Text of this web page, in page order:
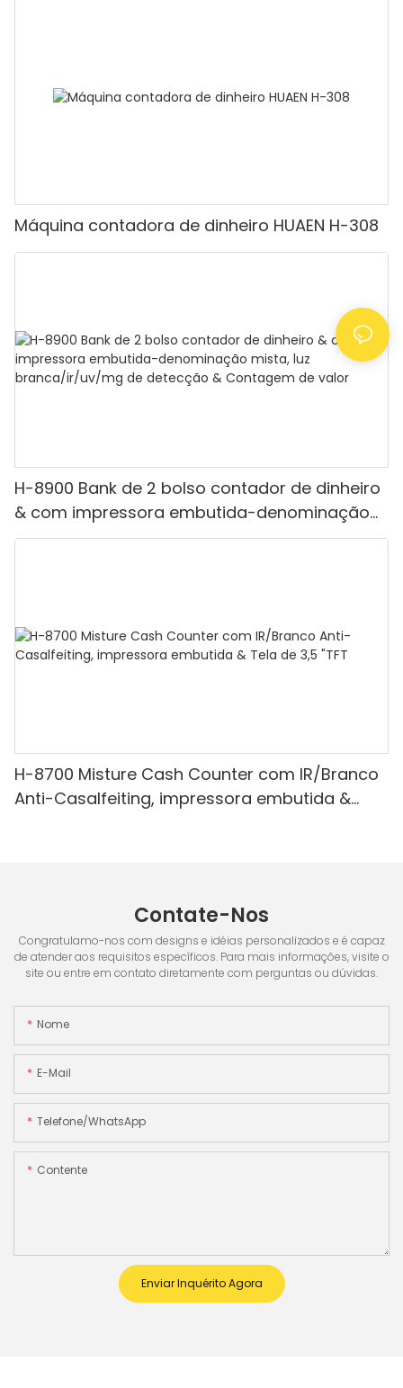
Máquina contadora de dinheiro HUAEN H-308
H-8900 Bank de 2 bolso contador de dinheiro
& com impressora embutida-denominação
mista, luz branca/ir/uv/mg de detecção &
H-8700 Misture Cash Counter com IR/Branco
Anti-Casalfeiting, impressora embutida &
Contate-Nos
Congratulamo-nos com designs e idéias personalizados e é capaz
de atender aos requisitos específicos. Para mais informações, visite o
site ou entre em contato diretamente com perguntas ou dúvidas.
Nome
E-Mail
Telefone/WhatsApp
Contente
Enviar Inquérito Agora